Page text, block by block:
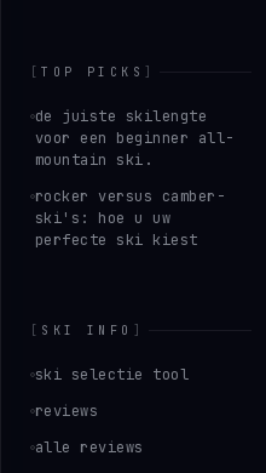
[TOP PICKS ]
de juiste skilengte
voor een beginner all-
mountain ski.
rocker versus camber-
ski's: hoe u uw
perfecte ski kiest
[ SKI INFO ]
ski selectie tool
reviews
alle reviews